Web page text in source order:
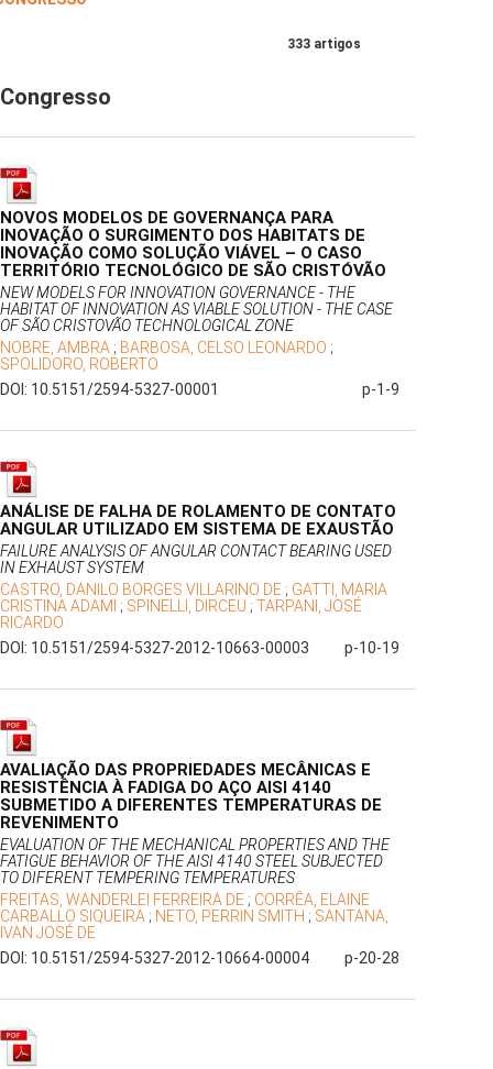
333 artigos
Congresso
NOVOS MODELOS DE GOVERNANÇA PARA
INOVAÇÃO O SURGIMENTO DOS HABITATS DE
INOVAÇÃO COMO SOLUÇÃO VIÁVEL – O CASO
TERRITÓRIO TECNOLÓGICO DE SÃO CRISTÓVÃO
NEW MODELS FOR INNOVATION GOVERNANCE - THE
HABITAT OF INNOVATION AS VIABLE SOLUTION - THE CASE
OF SÃO CRISTOVÃO TECHNOLOGICAL ZONE
NOBRE, AMBRA ; BARBOSA, CELSO LEONARDO ;
SPOLIDORO, ROBERTO
DOI: 10.5151/2594-5327-00001
p-1-9
ANÁLISE DE FALHA DE ROLAMENTO DE CONTATO
ANGULAR UTILIZADO EM SISTEMA DE EXAUSTÃO
FAILURE ANALYSIS OF ANGULAR CONTACT BEARING USED
IN EXHAUST SYSTEM
CASTRO, DANILO BORGES VILLARINO DE ; GATTI, MARIA
CRISTINA ADAMI ; SPINELLI, DIRCEU ; TARPANI, JOSÉ
RICARDO
DOI: 10.5151/2594-5327-2012-10663-00003
p-10-19
AVALIAÇÃO DAS PROPRIEDADES MECÂNICAS E
RESISTÊNCIA À FADIGA DO AÇO AISI 4140
SUBMETIDO A DIFERENTES TEMPERATURAS DE
REVENIMENTO
EVALUATION OF THE MECHANICAL PROPERTIES AND THE
FATIGUE BEHAVIOR OF THE AISI 4140 STEEL SUBJECTED
TO DIFERENT TEMPERING TEMPERATURES
FREITAS, WANDERLEI FERREIRA DE ; CORRÊA, ELAINE
CARBALLO SIQUEIRA ; NETO, PERRIN SMITH ; SANTANA,
IVAN JOSÉ DE
DOI: 10.5151/2594-5327-2012-10664-00004
p-20-28